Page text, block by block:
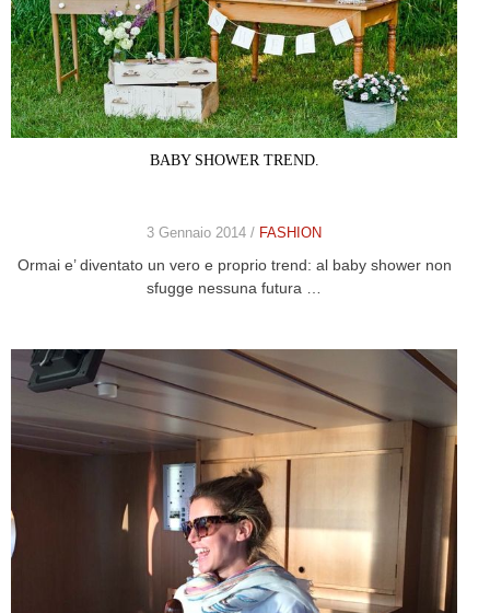
BABY SHOWER TREND.
3 Gennaio 2014 / FASHION
Ormai e’ diventato un vero e proprio trend: al baby shower non
sfugge nessuna futura …